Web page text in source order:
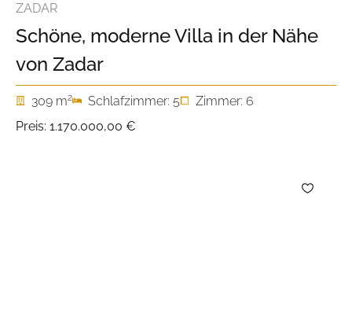
ZADAR
Schöne, moderne Villa in der Nähe
von Zadar
309 m2 Schlafzimmer: 5
Zimmer: 6
Preis: 1.170.000,00 €